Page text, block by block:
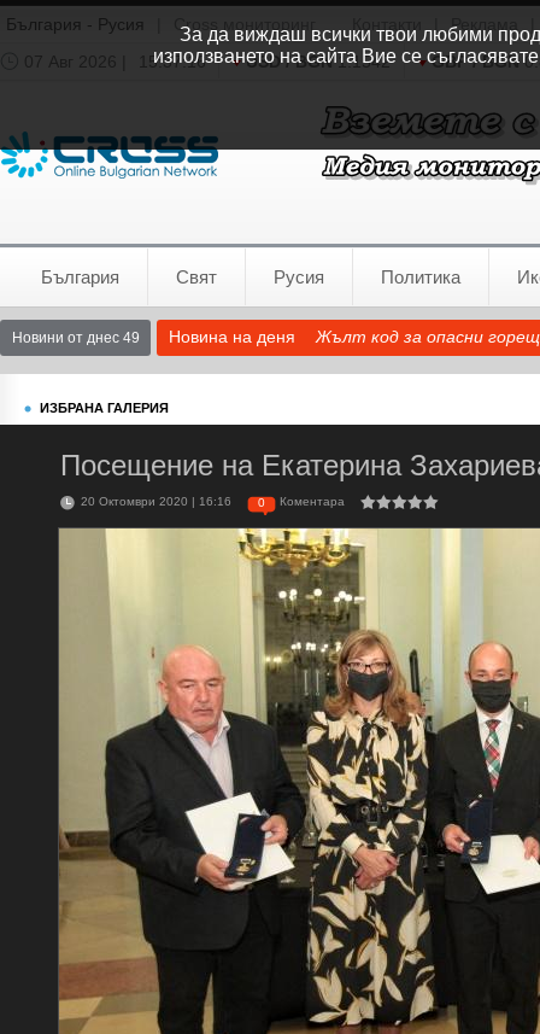
България - Русия Cross мониторинг Реклама
07 Авг 2026 |
15:37:17 USD / BGN1.1542 GBP / BGN
България Свят Русия Политика
Новини от днес 49 Новина на деня Жълт код за опасни
ИЗБРАНА ГАЛЕРИЯ
Посещение на Екатерина
20 Октомври 2020 | 16:16 0 Коментара
За да виждаш всички твои любими
използването на сайта Вие се